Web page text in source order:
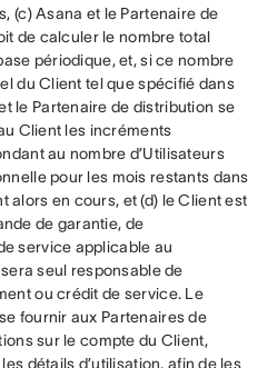
(c) Asana et le Partenaire de
de calculer le nombre total
périodique, et, si ce nombre
du Client tel que spécifié dans
le Partenaire de distribution se
Client les incréments
au nombre d’Utilisateurs
pour les mois restants dans
alors en cours, et (d) le Client est
de garantie, de
service applicable au
seul responsable de
ou crédit de service. Le
fournir aux Partenaires de
sur le compte du Client,
détails d’utilisation, afin de les